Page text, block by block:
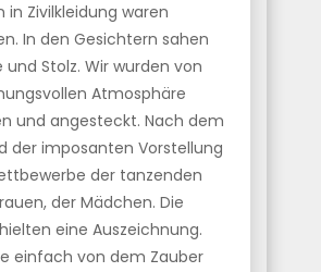
in Zivilkleidung waren
In den Gesichtern sahen
und Stolz. Wir wurden von
Atmosphäre
und angesteckt. Nach dem
der imposanten Vorstellung
der tanzenden
der Mädchen. Die
eine Auszeichnung.
einfach von dem Zauber